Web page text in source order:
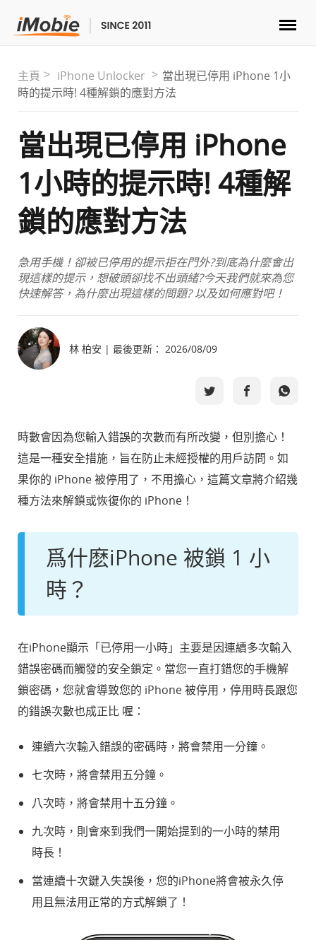
解鎖&復原
實用
手機解決方案
商店
下載
選擇語言
主頁 iPhone Unlocker
當出現已停用 iPhone 1小
時的提示時! 4種解鎖的應對方法
當出現已停用 iPhone
1小時的提示時! 4種解
鎖的應對方法
急用手機！卻被已停用的提示拒在門外?到底為什麼會出
現這樣的提示，想破頭卻找不出頭緒?今天我們就來為您
快速解答，為什麼出現這樣的問題? 以及如何應對吧！
林 柏安 | 最後更新： 2026/08/09
時數會因為您輸入錯誤的次數而有所改變，但別擔心！
這是一種安全措施，旨在防止未經授權的用戶訪問。如
果你的 iPhone 被停用了，不用擔心，這篇文章將介紹幾
種方法來解鎖或恢復你的 iPhone！
爲什麽iPhone 被鎖 1 小
時？
在iPhone顯示「已停用一小時」主要是因連續多次輸入
錯誤密碼而觸發的安全鎖定。當您一直打錯您的手機解
鎖密碼，您就會導致您的 iPhone 被停用，停用時長跟您
的錯誤次數也成正比 喔：
連續六次輸入錯誤的密碼時，將會禁用一分鐘。
七次時，將會禁用五分鐘。
八次時，將會禁用十五分鐘。
九次時，則會來到我們一開始提到的一小時的禁用
時長！
當連續十次鍵入失誤後，您的iPhone將會被永久停
用且無法用正常的方式解鎖了！